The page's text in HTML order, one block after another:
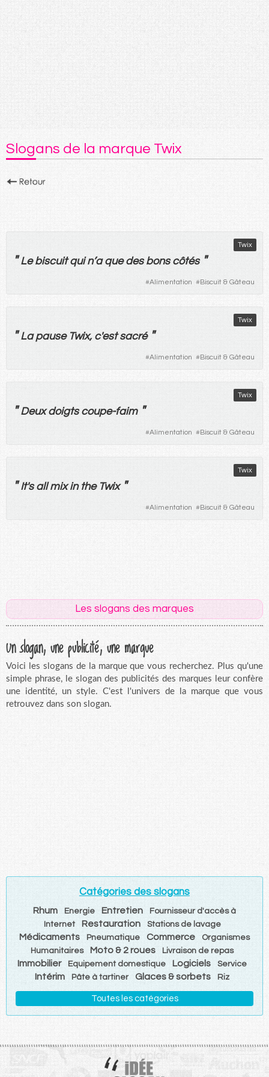
Slogans de la marque Twix
Twix
" Le biscuit quin’a que des bons côtés "
#Alimentation #Biscuit & Gâteau
Twix
" La pauseTwix, c'est sacré "
#Alimentation #Biscuit & Gâteau
Twix
" Deux doigts coupe-faim "
#Alimentation #Biscuit & Gâteau
Twix
"It's all mix in the Twix "
#Alimentation #Biscuit & Gâteau
Les slogans des marques
Un slogan, une publicité, une marque
Voici les slogans de la marque que vous recherchez. Plus qu'une
simple phrase, le slogan des publicités des marques leur confère
une identité, un style. C'est l'univers de la marque que vous
retrouvez dans son slogan.
Catégories des slogans
Rhum Energie Entretien
Fournisseur d'accès à
Internet
Restauration Stations de lavage
Médicaments Pneumatique Commerce
Organismes
Humanitaires
Moto & 2 roues Livraison de repas
Immobilier Equipement domestique Logiciels Service
Intérim Pâte à tartiner Glaces & sorbets Riz
Toutes les catégories